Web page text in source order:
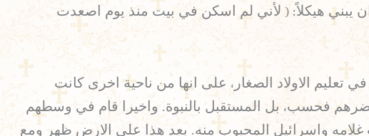
يبني هيكلاً: ( لأني لم اسكن في بيت منذ يوم اصعدت
تعليم الاولاد الصغار، على انها من ناحية اخرى كانت
حاضرهم فحسب، بل المستقبل بالنبوة. واخيرا قام في وسطهم
واسرائيل المحبوب منه. بعد هذا على الارض ظهر ومع